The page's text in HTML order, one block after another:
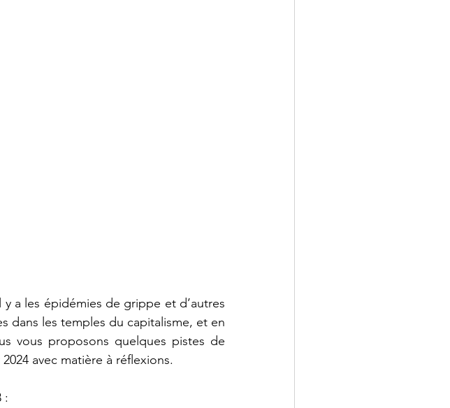
a les épidémies de grippe et d’autres
dans les temples du capitalisme, et en
vous proposons quelques pistes de
avec matière à réflexions.
: